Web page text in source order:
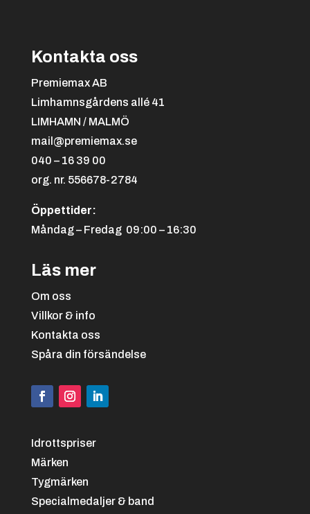
Kontakta oss
Premiemax AB
Limhamnsgårdens allé 41
LIMHAMN / MALMÖ
mail@premiemax.se
040 – 16 39 00
org. nr. 556678-2784
Öppettider:
Måndag – Fredag 09:00 – 16:30
Läs mer
Om oss
Villkor & info
Kontakta oss
Spåra din försändelse
Idrottspriser
Märken
Tygmärken
Specialmedaljer & band